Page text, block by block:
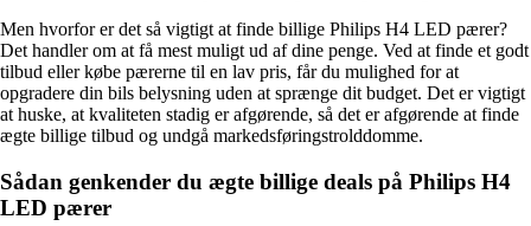
Men hvorfor er det så vigtigt at finde billige Philips H4 LED pærer?
Det handler om at få mest muligt ud af dine penge. Ved at finde et godt
tilbud eller købe pærerne til en lav pris, får du mulighed for at
opgradere din bils belysning uden at sprænge dit budget. Det er vigtigt
at huske, at kvaliteten stadig er afgørende, så det er afgørende at finde
ægte billige tilbud og undgå markedsføringstrolddomme.
Sådan genkender du ægte billige deals på Philips H4
LED pærer